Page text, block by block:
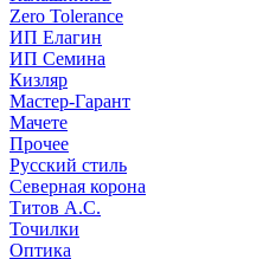
Zero Tolerance
ИП Елагин
ИП Семина
Кизляр
Мастер-Гарант
Мачете
Прочее
Русский стиль
Северная корона
Титов А.С.
Точилки
Оптика